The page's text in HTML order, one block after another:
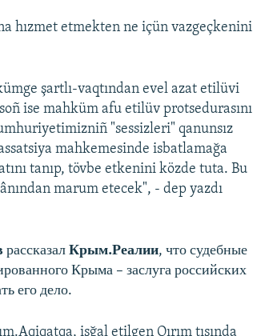
hızmet etmekten ne içün vazgeçkenini
şartlı-vaqtından evel azat etilüvi
ise mahküm afu etilüv protsedurasını
"sessizleri" qanunsız
mahkemesinde isbatlamağa
tanıp, tövbe etkenini közde tuta. Bu
marum etecek", - dep yazdı
рассказалКрым.Реалии, что судебные
Крыма – заслуга российских
его дело.
işğal etilgen Qırım tışında